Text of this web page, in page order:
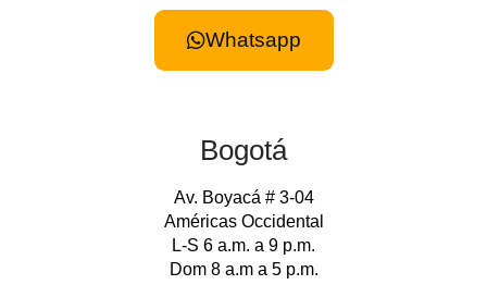
Whatsapp
Bogotá
Av. Boyacá # 3-04
Américas Occidental
L-S 6 a.m. a 9 p.m.
Dom 8 a.m a 5 p.m.